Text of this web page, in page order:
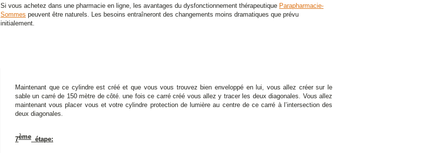
Si vous achetez dans une pharmacie en ligne, les avantages du dysfonctionnement thérapeutique Parapharmacie-
Sommes peuvent être naturels. Les besoins entraîneront des changements moins dramatiques que prévu
initialement.
Maintenant que ce cylindre est créé et que vous vous trouvez bien enveloppé en lui, vous allez créer sur le
sable un carré de 150 mètre de côté. une fois ce carré créé vous allez y tracer les deux diagonales. Vous allez
maintenant vous placer vous et votre cylindre protection de lumière au centre de ce carré à l’intersection des
deux diagonales.
7ème étape: